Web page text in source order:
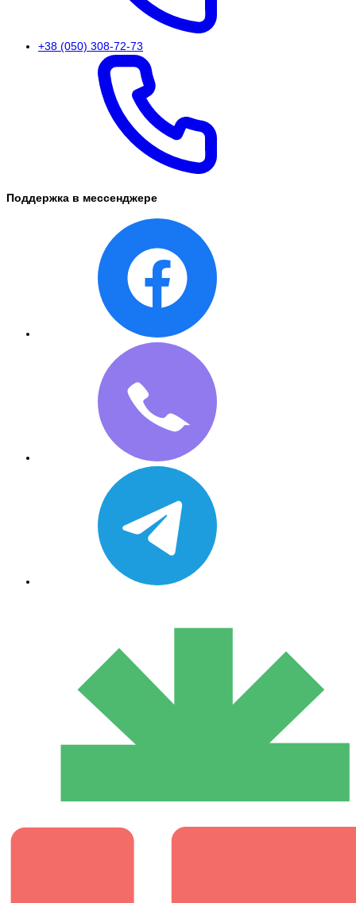
+38 (050) 308-72-73
Поддержка в мессенджере